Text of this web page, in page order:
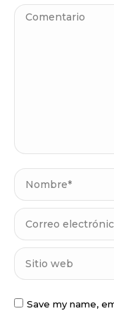
Comentario
Nombre *
Correo
Sitio web
Save my name,